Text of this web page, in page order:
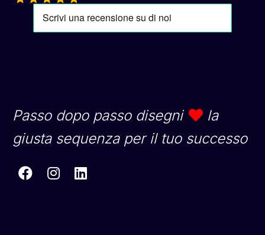
Passo dopo passo disegni
la
giusta sequenza per il tuo successo